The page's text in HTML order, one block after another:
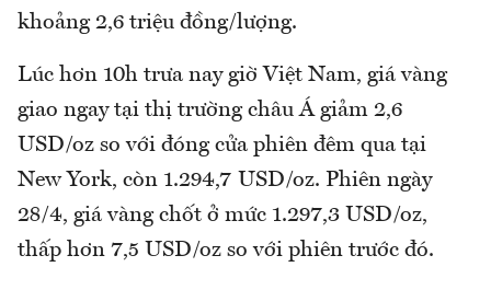
khoảng 2,6 triệu đồng/lượng.
Lúc hơn 10h trưa nay giờ Việt Nam, giá vàng
giao ngay tại thị trường châu Á giảm 2,6
USD/oz so với đóng cửa phiên đêm qua tại
New York, còn 1.294,7 USD/oz. Phiên ngày
28/4, giá vàng chốt ở mức 1.297,3 USD/oz,
thấp hơn 7,5 USD/oz so với phiên trước đó.